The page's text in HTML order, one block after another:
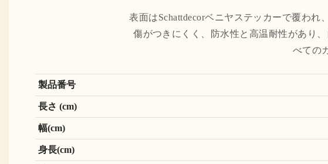
表面はSchattdecorベニヤステッカーで覆わ
傷がつきにくく、防水性と高温耐性があり
べての
製品番号
長さ (cm)
幅(cm)
身長(cm)